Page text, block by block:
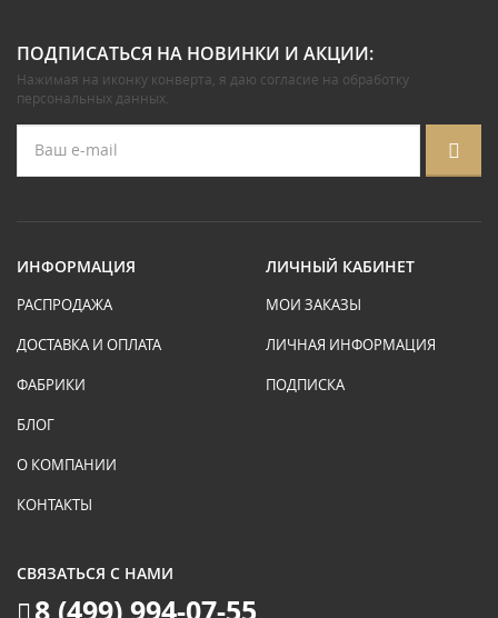
ПОДПИСАТЬСЯ НА НОВИНКИ И АКЦИИ:
Нажимая на иконку конверта, я даю согласие на обработку
персональных данных.
ИНФОРМАЦИЯ
РАСПРОДАЖА
ДОСТАВКА И ОПЛАТА
ФАБРИКИ
БЛОГ
О КОМПАНИИ
КОНТАКТЫ
ЛИЧНЫЙ КАБИНЕТ
МОИ ЗАКАЗЫ
ЛИЧНАЯ ИНФОРМАЦИЯ
ПОДПИСКА
СВЯЗАТЬСЯ С НАМИ